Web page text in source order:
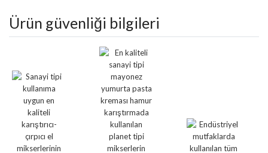
Ürün güvenliği bilgileri